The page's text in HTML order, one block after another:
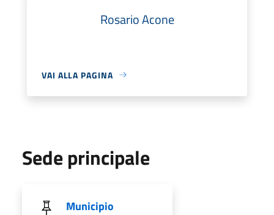
Rosario Acone
VAI ALLA PAGINA
Sede principale
Municipio